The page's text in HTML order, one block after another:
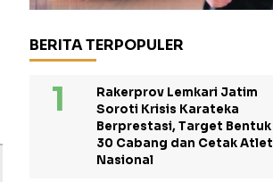
BERITA TERPOPULER
Rakerprov Lemkari Jatim
Soroti Krisis Karateka
Berprestasi, Target Bentuk
30 Cabang dan Cetak Atlet
Nasional